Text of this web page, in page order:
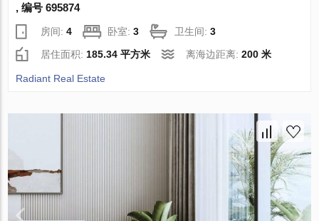
, 编号 695874
房间:4 卧室:3 卫生间:3
居住面积: 185.34 平方米 离海边距离:200 米
Radiant Real Estate